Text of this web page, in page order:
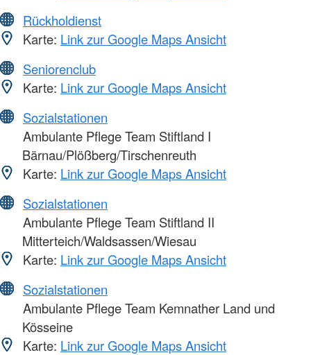
Rückholdienst
Karte: Link zur Google Maps Ansicht
Seniorenclub
Karte: Link zur Google Maps Ansicht
Sozialstationen
Ambulante Pflege Team Stiftland I
Bärnau/Plößberg/Tirschenreuth
Karte: Link zur Google Maps Ansicht
Sozialstationen
Ambulante Pflege Team Stiftland II
Mitterteich/Waldsassen/Wiesau
Karte: Link zur Google Maps Ansicht
Sozialstationen
Ambulante Pflege Team Kemnather Land und
Kösseine
Karte: Link zur Google Maps Ansicht